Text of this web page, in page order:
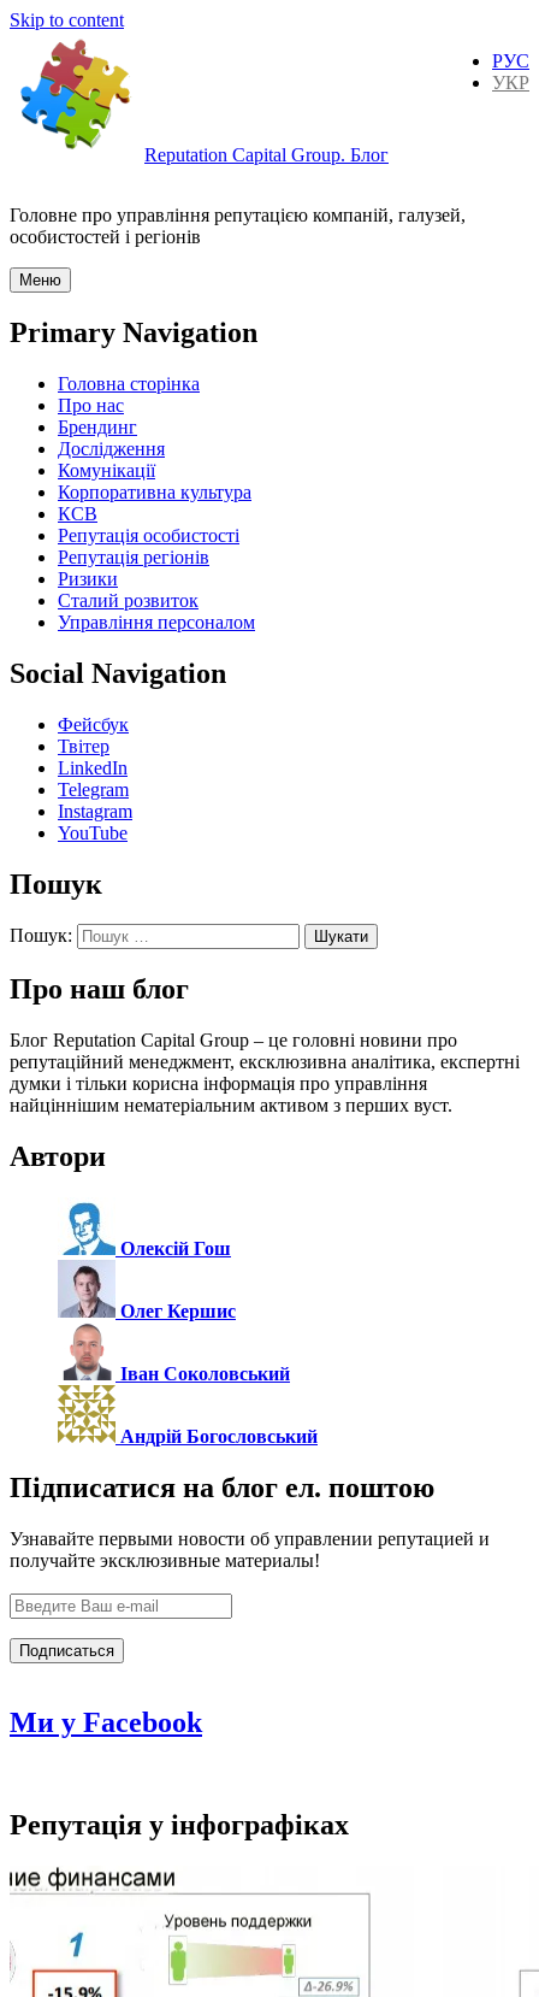
Skip to content
Reputation Capital Group. Блог
РУС
УКР
Головне про управління репутацією компаній, галузей,
особистостей і регіонів
Меню
Primary Navigation
Головна сторінка
Про нас
Брендинг
Дослідження
Комунікації
Корпоративна культура
КСВ
Репутація особистості
Репутація регіонів
Ризики
Сталий розвиток
Управління персоналом
Social Navigation
Фейсбук
Твітер
LinkedIn
Telegram
Instagram
YouTube
Пошук
Пошук:
Про наш блог
Блог Reputation Capital Group – це головні новини про
репутаційний менеджмент, ексклюзивна аналітика, експертні
думки і тільки корисна інформація про управління
найціннішим нематеріальним активом з перших вуст.
Автори
Олексій Гош
Олег Кершис
Іван Соколовський
Андрій Богословський
Підписатися на блог ел. поштою
Узнавайте первыми новости об управлении репутацией и
получайте эксклюзивные материалы!
Ми у Facebook
Репутація у інфографіках